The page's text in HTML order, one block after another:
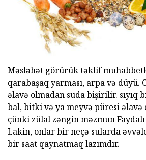
Məsləhət görürük təklif
qarabaşaq yarması, arpa və düyü.
əlavə olmadan suda bişirilir. sıyıq
bal, bitki və ya meyvə püresi əlavə
çünki zülal zəngin məzmun
Lakin, onlar bir neçə sularda
bir saat qaynatmaq lazımdır.